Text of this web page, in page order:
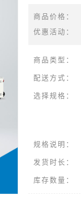
商品价格：
优惠活动：
商品类型：
配送方式：
选择规格：
规格说明：
发货时长：
库存数量：